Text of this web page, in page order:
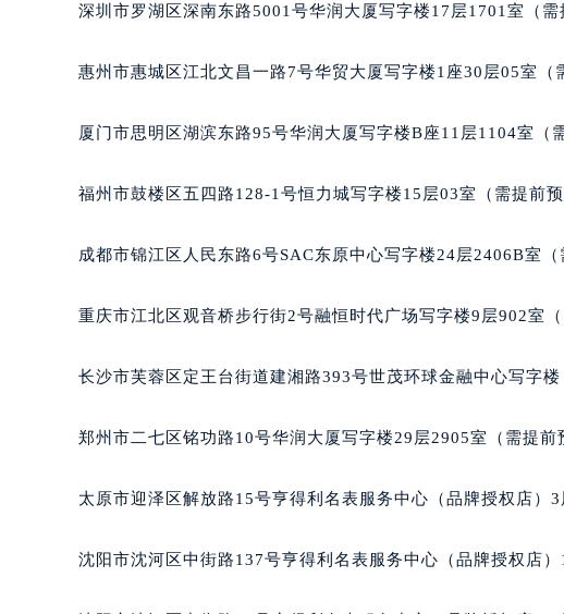
辽宁省辽阳市白塔区新运大街雷达售后服务中
辽宁省铁岭市银州区南马路雷达售后服务中心
辽宁省沈阳市沈河区中街路137号亨得利名表
北京市朝阳区建国门外大街甲6号华熙国际中
河北省保定市竞秀区朝阳北大街北国先天下雷
内蒙古自治区巴彦淖尔市临河区新华街雷达售
内蒙古自治区赤峰市红山区哈达街雷达售后服
内蒙古自治区呼伦贝尔市海拉尔区中央街雷达
内蒙古自治区乌海市海勃湾区人民南路雷达售
内蒙古自治区锡林郭勒盟市锡林浩特市光明街
深圳市罗湖区深南东路5001号华润大厦写字楼17层1701室（需
惠州市惠城区江北文昌一路7号华贸大厦写字楼1座30层05室（
厦门市思明区湖滨东路95号华润大厦写字楼B座11层1104室（
福州市鼓楼区五四路128-1号恒力城写字楼15层03室（需提前预
成都市锦江区人民东路6号SAC东原中心写字楼24层2406B室（
重庆市江北区观音桥步行街2号融恒时代广场写字楼9层902室（
长沙市芙蓉区定王台街道建湘路393号世茂环球金融中心写字
郑州市二七区铭功路10号华润大厦写字楼29层2905室（需提前
太原市迎泽区解放路15号亨得利名表服务中心（品牌授权店）3
沈阳市沈河区中街路137号亨得利名表服务中心（品牌授权店）